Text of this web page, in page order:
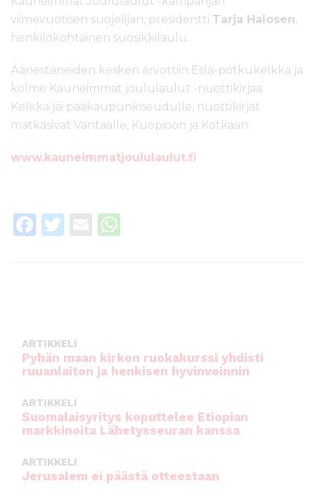
viimevuotisen suojelijan, presidentti Tarja Halosen,
henkilökohtainen suosikkilaulu.
Äänestäneiden kesken arvottiin Esla-potkukelkka ja
kolme Kauneimmat joululaulut -nuottikirjaa.
Kelkka jäi pääkaupunkiseudulle, nuottikirjat
matkasivat Vantaalle, Kuopioon ja Kotkaan.
www.kauneimmatjoululaulut.fi
F
o
o
k
T
E
p
ARTIKKELI
Pyhän maan kirkon ruokakurssi yhdisti
ruuanlaiton ja henkisen hyvinvoinnin
ARTIKKELI
Suomalaisyritys koputtelee Etiopian
markkinoita Lähetysseuran kanssa
ARTIKKELI
Jerusalem ei päästä otteestaan